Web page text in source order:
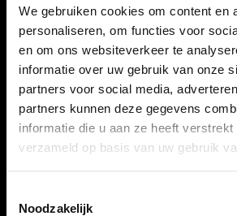
We gebruiken cookies om content en
personaliseren, om functies voor
en om ons websiteverkeer te
informatie over uw gebruik van onze
partners voor social media,
partners kunnen deze gegevens
informatie die u aan ze heeft verstrekt
verzameld op basis van uw gebruik
Noodzakelijk
ZOEKBIJBAAN
FAQ
Kennis maken met MELON
Alle vacatures